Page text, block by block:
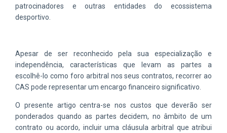
patrocinadores e outras entidades do ecossistema
desportivo.
Apesar de ser reconhecido pela sua especialização e
independência, características que levam as partes a
escolhê-lo como foro arbitral nos seus contratos, recorrer ao
CAS pode representar um encargo financeiro significativo.
O presente artigo centra-se nos custos que deverão ser
ponderados quando as partes decidem, no âmbito de um
contrato ou acordo, incluir uma cláusula arbitral que atribui